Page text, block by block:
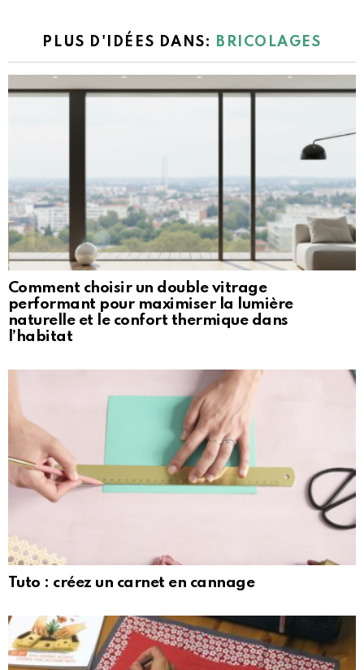
PLUS D'IDÉES DANS: BRICOLAGES
Comment choisir un double vitrage
performant pour maximiser la lumière
naturelle et le confort thermique dans
l’habitat
Tuto : créez un carnet en cannage